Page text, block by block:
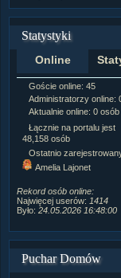
Statystyki
Online
Goście online: 45
Administratorzy online:
Aktualnie online: 0 osób
Łącznie na portalu jest
48,158 osób
Ostatnio
Amelia Lajonet
Rekord osób online:
Najwięcej userów: 1414
Było: 24.05.2026 16:48:00
Puchar Domów